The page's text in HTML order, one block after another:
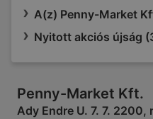
A(z) Penny-Market
Nyitott akciós újság
Penny-Market Kft.
Ady Endre U. 7. 7. 2200,